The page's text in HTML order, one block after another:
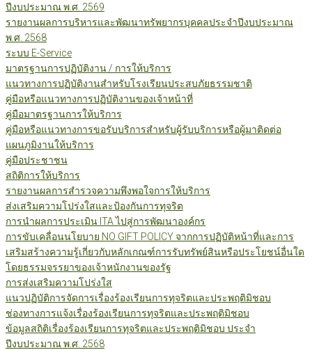
ปีงบประมาณ พ.ศ. 2569
รายงานผลการบริหารและพัฒนาทรัพยากรบุคคลประจำปีงบประมาณ
พ.ศ. 2568
ระบบ E-Service
มาตรฐานการปฏิบัติงาน / การให้บริการ
แนวทางการปฏิบัติงานสำหรับโรงเรียนประสบภัยธรรมชาติ
คู่มือหรือแนวทางการปฏิบัติงานของเจ้าหน้าที่
คู่มือมาตรฐานการให้บริการ
คู่มือหรือแนวทางการขอรับบริการสำหรับผู้รับบริการหรือผู้มาติดต่อ
แผนภูมิงานให้บริการ
คู่มือประชาชน
สถิติการให้บริการ
รายงานผลการสำรวจความพึงพอใจการให้บริการ
ส่งเสริมความโปร่งใสและป้องกันการทุจริต
การนำผลการประเมิน ITA ไปสู่การพัฒนาองค์กร
การขับเคลื่อนนโยบาย NO GIFT POLICY จากการปฏิบัติหน้าที่และการ
เสริมสร้างความรู้เกี่ยวกับหลักเกณฑ์การรับทรัพย์สินหรือประโยชน์อื่นใด
โดยธรรมจรรยาของเจ้าหนักงานของรัฐ
การส่งเสริมความโปร่งใส
แนวปฏิบัติการจัดการเรื่องร้องเรียนการทุจริตและประพฤติมิชอบ
ช่องทางการแจ้งเรื่องร้องเรียนการทุจริตและประพฤติมิชอบ
ข้อมูลสถิติเรื่องร้องเรียนการทุจริตและประพฤติมิชอบ ประจำ
ปีงบประมาณ พ.ศ. 2568